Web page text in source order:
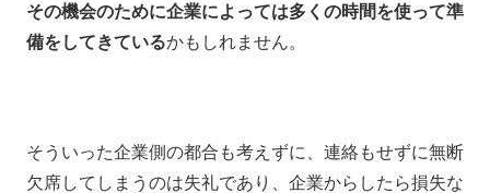
その機会のために企業によっては多くの時間を使って準
備をしてきているかもしれません。
そういった企業側の都合も考えずに、連絡もせずに無断
欠席してしまうのは失礼であり、企業からしたら損失な